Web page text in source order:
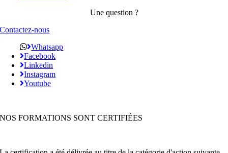
Une question ?
Contactez-nous
Whatsapp
Facebook
Linkedin
Instagram
Youtube
NOS FORMATIONS SONT CERTIFIÉES